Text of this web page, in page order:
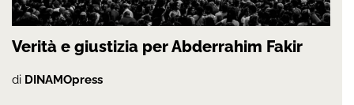
Verità e giustizia per Abderrahim Fakir
di DINAMOpress